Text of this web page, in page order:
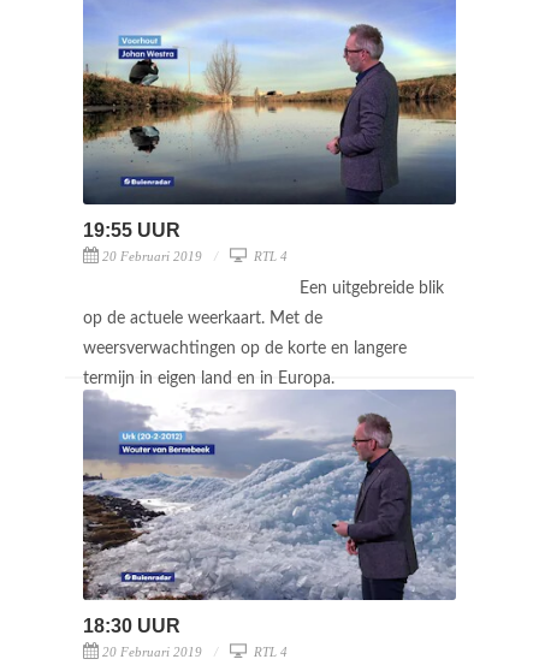
19:55 UUR
20 Februari 2019 RTL 4
Een uitgebreide blik
op de actuele weerkaart. Met de
weersverwachtingen op de korte en langere
termijn in eigen land en in Europa.
18:30 UUR
20 Februari 2019 RTL 4